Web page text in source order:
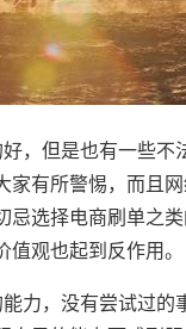
，但是也有一些
有所警惕，而且
选择电商刷单之
观也起到反作用。
力，没有尝试过